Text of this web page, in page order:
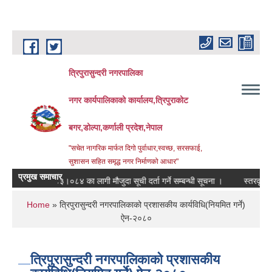
Skip to main content
त्रिपुरासुन्दरी नगरपालिका
नगर कार्यपालिकाको कार्यालय,त्रिपुराकोट
बगर,डोल्पा,कर्णाली प्रदेश,नेपाल
"सचेत नागरिक मार्फत दिगो पुर्वाधार,स्वच्छ, सरसफाई,
सुशासन सहित समृद्ध नगर निर्माणको आधार"
प्रमुख समाचार
आ.ब. २०८३।०८४ का लागी मौजुदा सूची दर्ता गर्ने सम्बन्धी सूचना । स्तरवृद्धि
You are here
Home » त्रिपुरासुन्दरी नगरपालिकाको प्रशासकीय कार्यविधि(नियमित गर्ने)
ऐन-२०८०
त्रिपुरासुन्दरी नगरपालिकाको प्रशासकीय